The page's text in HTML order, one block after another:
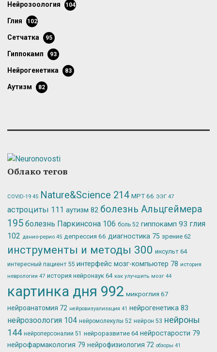
нейрозоология 104
глия 102
сетчатка 95
гиппокамп 93
нейрогенетика 83
аутизм 82
Облако тегов
COVID-19 45 Nature&Science 214 МРТ66 ЭЭГ 47
астроциты 111 аутизм 82 болезнь Альцгеймера
195 болезнь Паркинсона 106 боль 52 гиппокамп 93 глия
102 данио-рерио 45 депрессия 66 диагностика 75 зрение 62
инструменты и методы 300 инсульт 64
интересный пациент 55 интерфейс мозг-компьютер 78 история
неврологии 47 история нейронаук 64 как улучшить мозг 44
картинка дня 992 микроглия 67
нейроанатомия 72 нейровизуализация 41 нейрогенетика 83
нейрозоология 104 нейромолекулы 52 нейрон 53 нейроны
144 нейроперсоналии 51 нейроразвитие 64 нейростарости 79
нейрофармакология 79 нейрофизиология 72 обзоры 41